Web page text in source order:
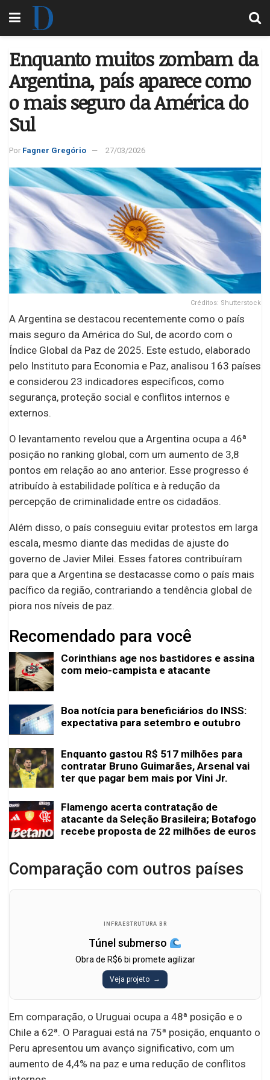
Enquanto muitos zombam da
Argentina, país aparece como
o mais seguro da América do
Sul
Por Fagner Gregório 27/03/2026
Créditos: Shutterstock
A Argentina se destacou recentemente como o país
mais seguro da América do Sul, de acordo com o
Índice Global da Paz de 2025. Este estudo, elaborado
pelo Instituto para Economia e Paz, analisou 163 países
e considerou 23 indicadores específicos, como
segurança, proteção social e conflitos internos e
externos.
O levantamento revelou que a Argentina ocupa a 46ª
posição no ranking global, com um aumento de 3,8
pontos em relação ao ano anterior. Esse progresso é
atribuído à estabilidade política e à redução da
percepção de criminalidade entre os cidadãos.
Além disso, o país conseguiu evitar protestos em larga
escala, mesmo diante das medidas de ajuste do
governo de Javier Milei. Esses fatores contribuíram
para que a Argentina se destacasse como o país mais
pacífico da região, contrariando a tendência global de
piora nos níveis de paz.
Recomendado para você
Corinthians age nos bastidores e assina
com meio-campista e atacante
Boa notícia para beneficiários do INSS:
expectativa para setembro e outubro
Enquanto gastou R$ 517 milhões para
contratar Bruno Guimarães, Arsenal vai
ter que pagar bem mais por Vini Jr.
Flamengo acerta contratação de
atacante da Seleção Brasileira; Botafogo
recebe proposta de 22 milhões de euros
Comparação com outros países
INFRAESTRUTURA BR
Túnel submerso
Obra de R$6 bi promete agilizar
Veja projeto
Em comparação, o Uruguai ocupa a 48ª posição e o
Chile a 62ª. O Paraguai está na 75ª posição, enquanto o
Peru apresentou um avanço significativo, com um
aumento de 4,4% na paz e uma redução de conflitos